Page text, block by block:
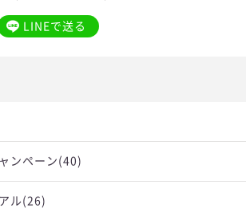
LINEで送る
ンペーン (40)
ル(26)